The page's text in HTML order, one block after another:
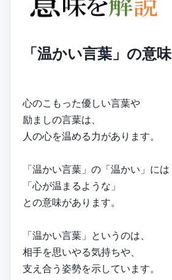
「温かい言葉」の意味
心のこもった優しい言葉や
励ましの言葉は、
人の心を温める力があります。
「温かい言葉」の「温かい」には
「心が温まるような」
との意味があります。
「温かい言葉」というのは、
相手を思いやる気持ちや、
支え合う姿勢を示しています。